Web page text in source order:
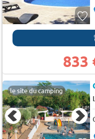
833
le site du camping